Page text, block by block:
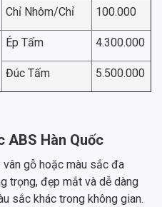
Chỉ Nhôm/Chỉ 100.000
Ép Tấm 4.300.000
Đúc Tấm 5.500.000
ABS Hàn Quốc
gỗ hoặc màu sắc đa
trọng, đẹp mắt và dễ dàng
sắc khác trong không gian.